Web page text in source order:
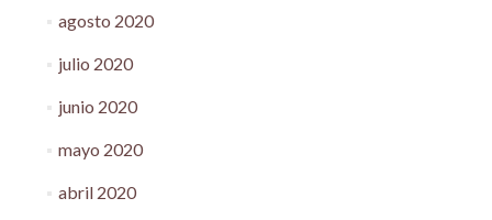
agosto 2020
julio 2020
junio 2020
mayo 2020
abril 2020